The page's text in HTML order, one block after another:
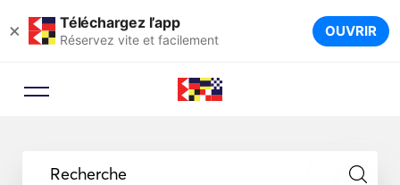
× Téléchargez l’app
Réservez vite et facilement OUVRIR
Recherche